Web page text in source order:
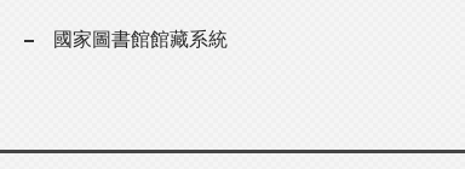
國家圖書館館藏系統